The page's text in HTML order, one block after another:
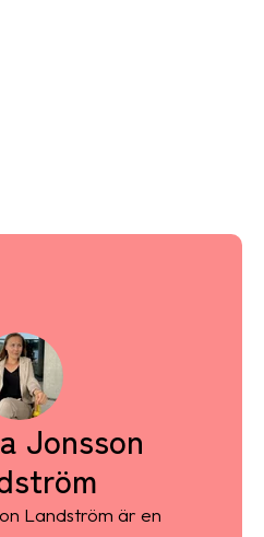
Jonsson
Landström är en